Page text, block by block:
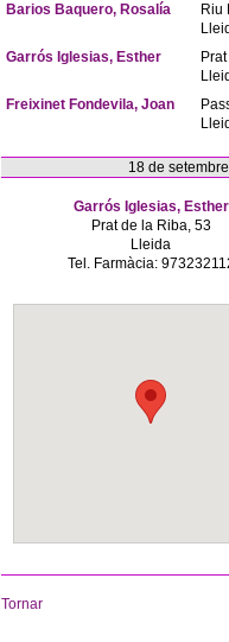
Barios Baquero, Rosalía
Riu
Garrós Iglesias, Esther
Freixinet Fondevila, Joan
18 de
Garrós Iglesias, Esther
Prat de la Riba, 53
Lleida
Tel. Farmàcia:
Tornar